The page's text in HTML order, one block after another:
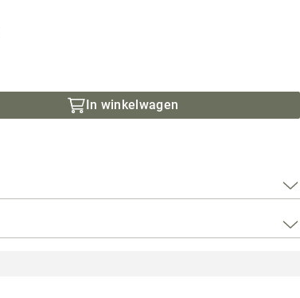
Loods 5
Alle
In winkelwagen